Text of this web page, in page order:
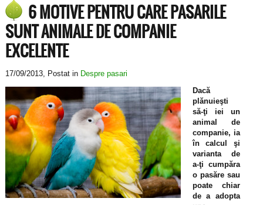
6 MOTIVE PENTRU CARE PASARILE
SUNT ANIMALE DE COMPANIE
EXCELENTE
17/09/2013, Postat in Despre pasari
Dacă
plănuieşti
să-ţi iei un
animal de
companie, ia
în calcul şi
varianta de
a-ţi cumpăra
o pasăre sau
poate chiar
de a adopta